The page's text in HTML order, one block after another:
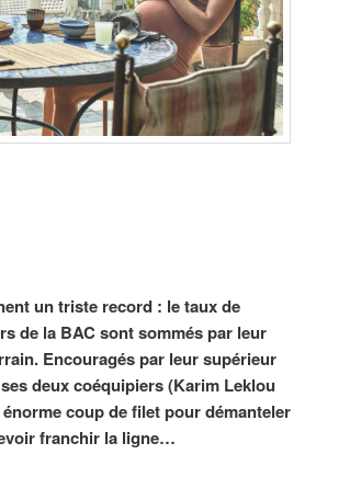
un triste record : le taux de
de la BAC sont sommés par leur
Encouragés par leur supérieur
deux coéquipiers (Karim Leklou
coup de filet pour démanteler
franchir la ligne…